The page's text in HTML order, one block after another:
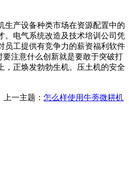
产设备种类市场在资源配置中的
。电气系统改造及技术培训公司凭
员工提供有竞争力的薪资福利软件
注意什么创新就是要敢于突破打
，正焕发勃勃生机。压土机的安全
上一主题： 怎么样使用牛蒡微耕机